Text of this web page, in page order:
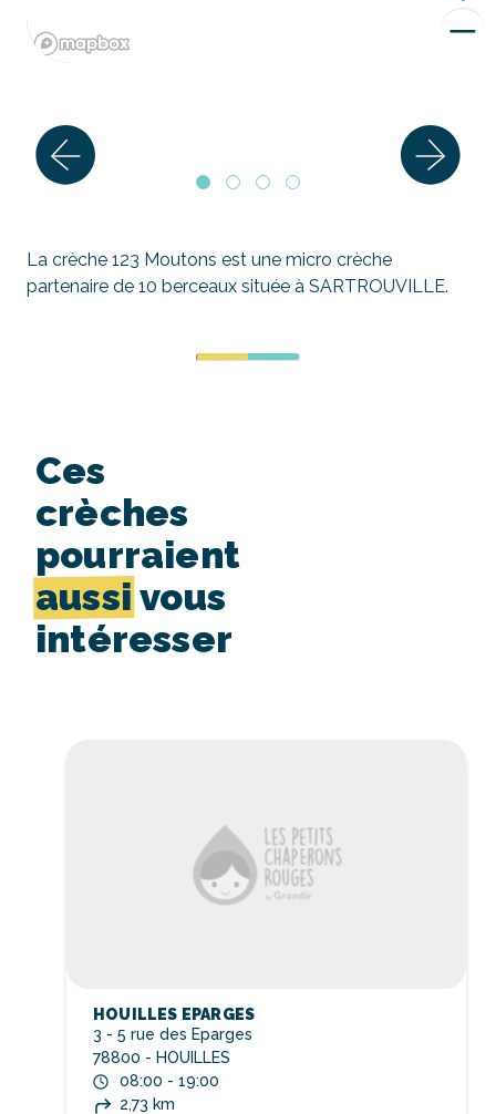
La crèche 123 Moutons est une micro crèche
partenaire de 10 berceaux située à SARTROUVILLE.
Ces
crèches
pourraient
aussi vous
intéresser
HOUILLES EPARGES
3 - 5 rue des Eparges
78800 - HOUILLES
08:00 - 19:00
2,73 km